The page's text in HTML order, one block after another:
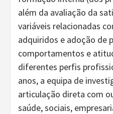
além da avaliação da
variáveis relacionadas
adquiridos e adoção de
comportamentos e
diferentes perfis
anos, a equipa de
articulação direta com
saúde, sociais,